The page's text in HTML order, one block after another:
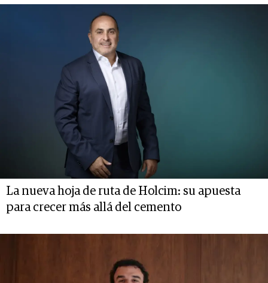
La nueva hoja de ruta de Holcim: su apuesta
para crecer más allá del cemento